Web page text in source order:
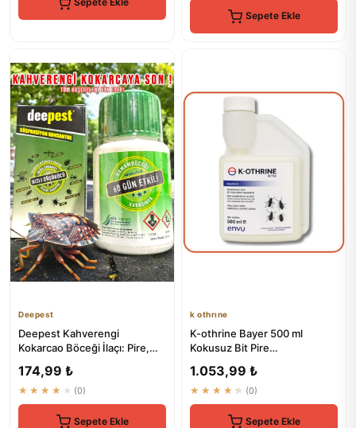
Sepete Ekle
Deepest
Deepest Kahverengi
Kokarcao Böceği İlaçı: Pire,
Böcek...
174,99 ₺
★★★★★ (0)
Sepete Ekle
k othrıne
K-othrine Bayer 500 ml
Kokusuz Bit Pire
Tahtakurusu İlaç Skt...
1.053,99 ₺
★★★★★ (0)
Sepete Ekle